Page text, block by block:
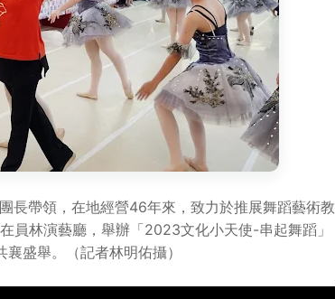
長帶領，在地經營46年來，致力於推展舞蹈藝術教
員林演藝廳，舉辦「2023文化小天使-串起舞蹈」
盛舉。（記者林明佑攝）